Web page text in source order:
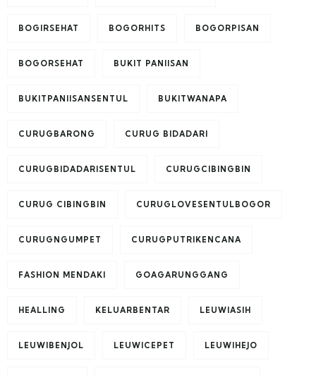
BOGIRSEHAT BOGORHITS BOGORPISAN
BOGORSEHAT BUKIT PANIISAN
BUKITPANIISANSENTUL BUKITWANAPA
CURUGBARONG CURUG BIDADARI
CURUGBIDADARISENTUL CURUGCIBINGBIN
CURUG CIBINGBIN CURUGLOVESENTULBOGOR
CURUGNGUMPET CURUGPUTRIKENCANA
FASHION MENDAKI GOAGARUNGGANG
HEALLING KELUARBENTAR LEUWIASIH
LEUWIBENJOL LEUWICEPET LEUWIHEJO